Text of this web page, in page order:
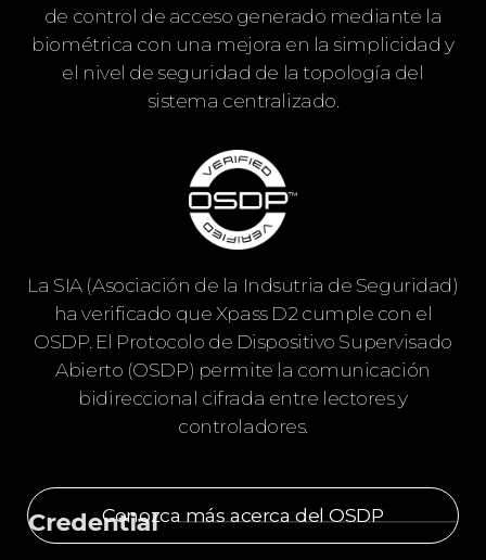
de control de acceso generado mediante la
biométrica con una mejora en la simplicidad y
el nivel de seguridad de la topología del
sistema centralizado.
La SIA (Asociación de la Indsutria de Seguridad)
ha verificado que Xpass D2 cumple con el
OSDP. El Protocolo de Dispositivo Supervisado
Abierto (OSDP) permite la comunicación
bidireccional cifrada entre lectores y
controladores.
Conozca más acerca del OSDP